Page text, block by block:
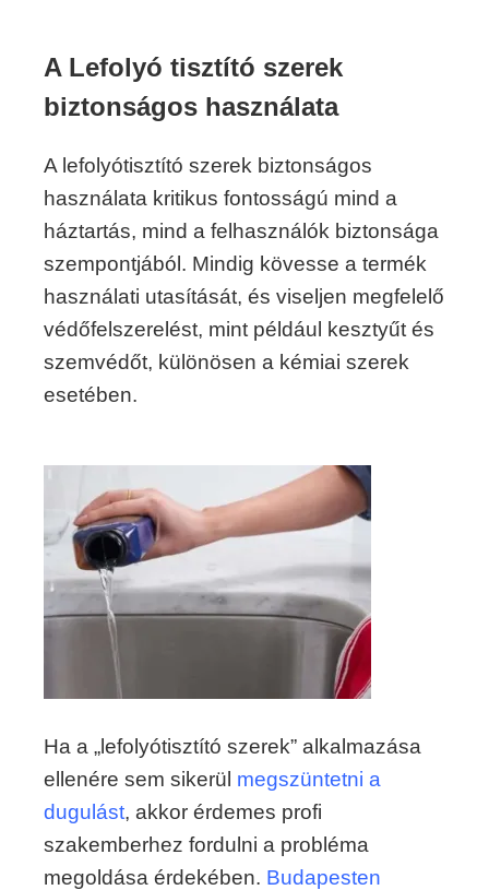
A Lefolyó tisztító szerek
biztonságos használata
A lefolyótisztító szerek biztonságos
használata kritikus fontosságú mind a
háztartás, mind a felhasználók biztonsága
szempontjából. Mindig kövesse a termék
használati utasítását, és viseljen megfelelő
védőfelszerelést, mint például kesztyűt és
szemvédőt, különösen a kémiai szerek
esetében.
Ha a „lefolyótisztító szerek” alkalmazása
ellenére sem sikerül megszüntetni a
dugulást, akkor érdemes profi
szakemberhez fordulni a probléma
megoldása érdekében. Budapesten